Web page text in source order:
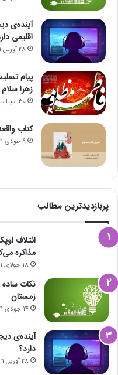
آینده‌ی
اقلیمی
28 آوریل 2021
پیام
زهرا سلام
30 سپتامبر 2021
کتاب
9 جولای 2021
پربازدیدترین مطالب
ائتلاف
مذاکره
18 جولای 2021
نکات
زمستان
14 جولای 2021
آینده‌ی
دارد؟
28 آوریل 2021